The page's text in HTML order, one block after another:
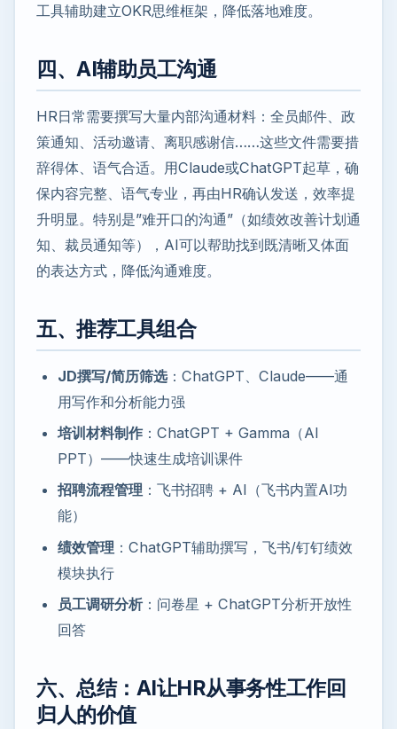
工具辅助建立OKR思维框架，降低落地难度。
四、AI辅助员工沟通
HR日常需要撰写大量内部沟通材料：全员邮件、政
策通知、活动邀请、离职感谢信……这些文件需要措
辞得体、语气合适。用Claude或ChatGPT起草，确
保内容完整、语气专业，再由HR确认发送，效率提
升明显。特别是”难开口的沟通”（如绩效改善计划通
知、裁员通知等），AI可以帮助找到既清晰又体面
的表达方式，降低沟通难度。
五、推荐工具组合
JD撰写/简历筛选：ChatGPT、Claude——通
用写作和分析能力强
培训材料制作 ：ChatGPT + Gamma（AI
PPT）——快速生成培训课件
招聘流程管理 ：飞书招聘 + AI（飞书内置AI功
能）
绩效管理 ：ChatGPT辅助撰写，飞书/钉钉绩效
模块执行
员工调研分析：问卷星 + ChatGPT分析开放性
回答
六、总结：AI让HR从事务性工作回
归人的价值